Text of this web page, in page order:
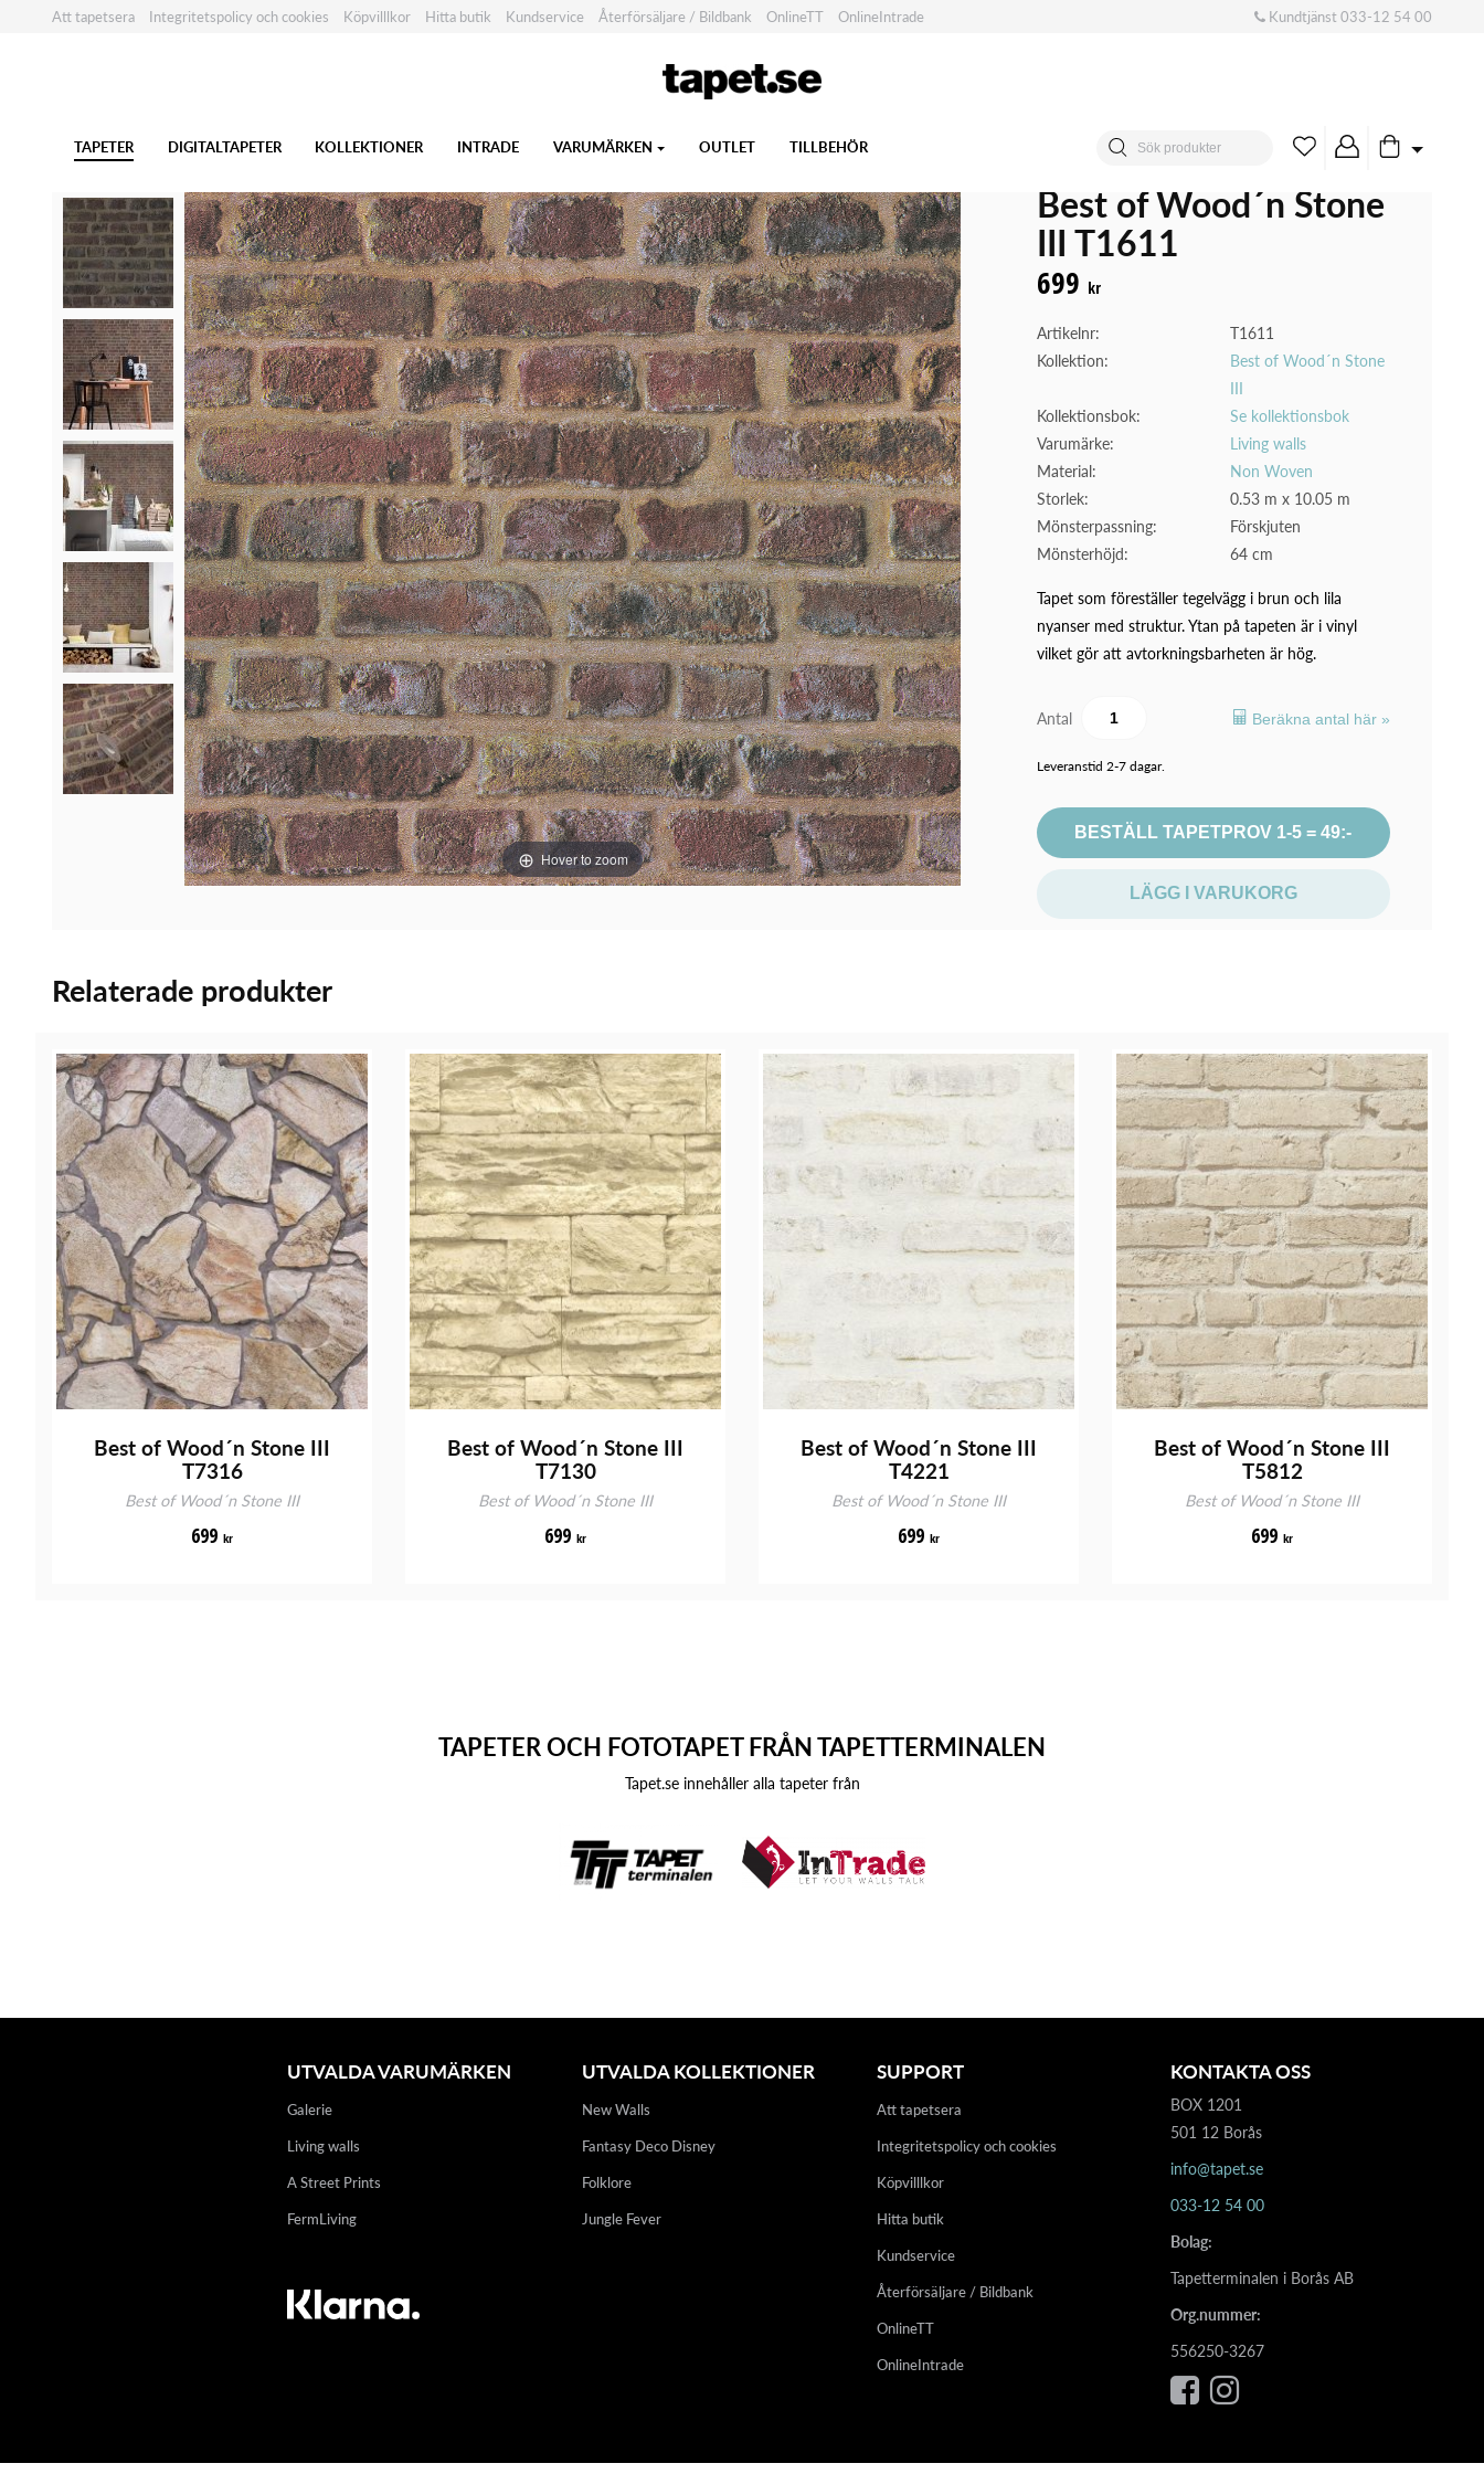
Att tapetsera Integritetspolicy och cookies Köpvilllkor Hitta butik Kundservice Återförsäljare / Bildbank OnlineTT OnlineIntrade Kundtjänst033-12 54 00
TAPETER DIGITALTAPETER KOLLEKTIONER INTRADE VARUMÄRKEN OUTLET TILLBEHÖR
Hover to zoom
Best of Wood´n Stone
III T1611
699 kr
Artikelnr:
T1611
Kollektion:
Best of Wood´n Stone
III
Kollektionsbok:
Se kollektionsbok
Varumärke:
Living walls
Material:
Non Woven
Storlek:
0.53 m x 10.05 m
Mönsterpassning:
Förskjuten
Mönsterhöjd:
64 cm
Tapet som föreställer tegelvägg i brun och lila
nyanser med struktur. Ytan på tapeten är i vinyl
vilket gör att avtorkningsbarheten är hög.
Antal Beräkna antal här »
Leveranstid 2-7 dagar.
BESTÄLL TAPETPROV 1-5 = 49:-
LÄGG I VARUKORG
Relaterade produkter
Best of Wood´n Stone III
T7316
Best of Wood´n Stone III
699 kr
Best of Wood´n Stone III
T7130
Best of Wood´n Stone III
699 kr
Best of Wood´n Stone III
T4221
Best of Wood´n Stone III
699 kr
Best of Wood´n Stone III
T5812
Best of Wood´n Stone III
699 kr
TAPETER OCH FOTOTAPET FRÅN TAPETTERMINALEN
Tapet.se innehåller alla tapeter från
UTVALDA VARUMÄRKEN
Galerie
Living walls
A Street Prints
FermLiving
UTVALDA KOLLEKTIONER
New Walls
Fantasy Deco Disney
Folklore
Jungle Fever
SUPPORT
Att tapetsera
Integritetspolicy och cookies
Köpvilllkor
Hitta butik
Kundservice
Återförsäljare / Bildbank
OnlineTT
OnlineIntrade
KONTAKTA OSS
BOX 1201
501 12 Borås
info@tapet.se
033-12 54 00
Bolag:
Tapetterminalen i Borås AB
Org.nummer:
556250-3267